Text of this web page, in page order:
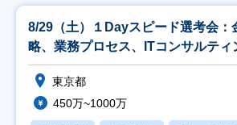
8/29（土）１Dayスピード選考会：
略、業務プロセス、ITコンサルティ
東京都
450万~1000万